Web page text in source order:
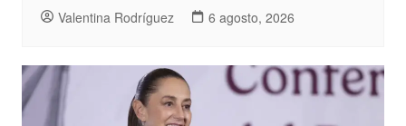
Valentina Rodríguez 6 agosto, 2026